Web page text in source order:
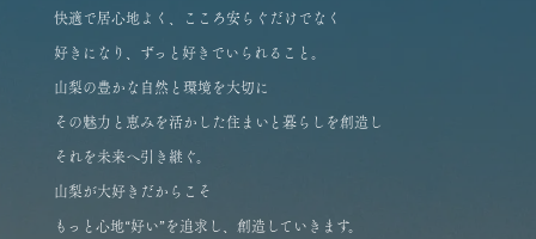
快適で居心地よく、こころ安らぐだけでなく
好きになり、ずっと好きでいられること。
山梨の豊かな自然と環境を大切に
その魅力と恵みを活かした住まいと暮らしを創造し
それを未来へ引き継ぐ。
山梨が大好きだからこそ
もっと心地“好い”を追求し、創造していきます。